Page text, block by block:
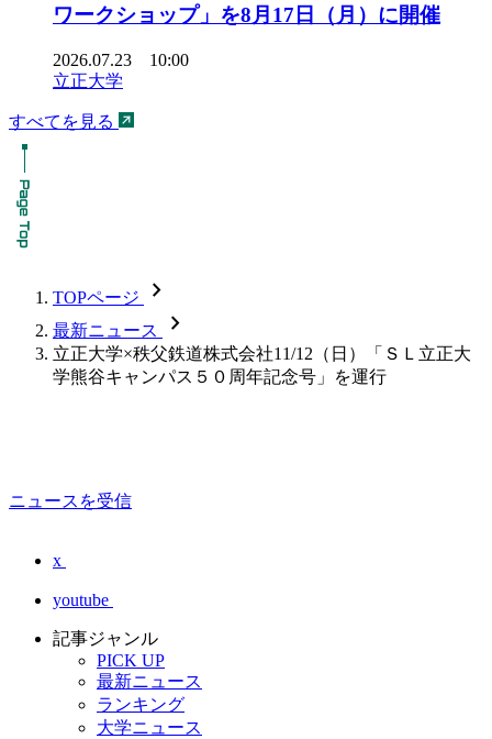
ワークショップ」を8月17日（月）に開催
2026.07.23 10:00
立正大学
すべてを見る
TOPページ chevron_forward
最新ニュース chevron_forward
立正大学×秩父鉄道株式会社11/12（日）「ＳＬ立正大
学熊谷キャンパス５０周年記念号」を運行
ニュースを受信
x
youtube
記事ジャンル
PICK UP
最新ニュース
ランキング
大学ニュース